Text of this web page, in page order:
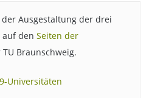
Ausgestaltung der drei
auf den Seiten der
Braunschweig.
Universitäten